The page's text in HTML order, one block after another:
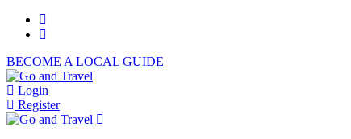
BECOME A LOCAL GUIDE
Login
Register